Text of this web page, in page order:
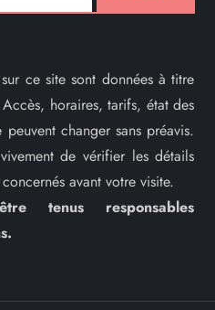
ce site sont données à titre
horaires, tarifs, état des
changer sans préavis.
de vérifier les détails
avant votre visite.
tenus responsables